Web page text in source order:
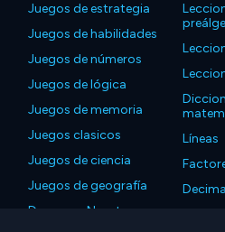
Juegos de estrategia
Juegos de habilidades
Juegos de números
Juegos de lógica
Juegos de memoria
Juegos clasicos
Juegos de ciencia
Juegos de geografía
Descarga Nuestras
Líneas